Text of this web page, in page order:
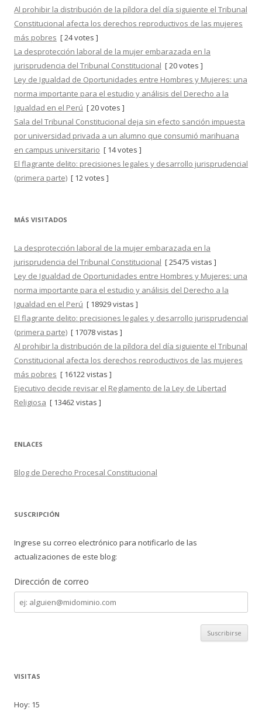
Al prohibir la distribución de la píldora del día siguiente el Tribunal
Constitucional afecta los derechos reproductivos de las mujeres
más pobres [ 24 votes ]
La desprotección laboral de la mujer embarazada en la
jurisprudencia del Tribunal Constitucional [ 20 votes ]
Ley de Igualdad de Oportunidades entre Hombres y Mujeres: una
norma importante para el estudio y análisis del Derecho a la
Igualdad en el Perú [ 20 votes ]
Sala del Tribunal Constitucional deja sin efecto sanción impuesta
por universidad privada a un alumno que consumió marihuana
en campus universitario [ 14 votes ]
El flagrante delito: precisiones legales y desarrollo jurisprudencial
(primera parte) [ 12 votes ]
MÁS VISITADOS
La desprotección laboral de la mujer embarazada en la
jurisprudencia del Tribunal Constitucional [ 25475 vistas ]
Ley de Igualdad de Oportunidades entre Hombres y Mujeres: una
norma importante para el estudio y análisis del Derecho a la
Igualdad en el Perú [ 18929 vistas ]
El flagrante delito: precisiones legales y desarrollo jurisprudencial
(primera parte) [ 17078 vistas ]
Al prohibir la distribución de la píldora del día siguiente el Tribunal
Constitucional afecta los derechos reproductivos de las mujeres
más pobres [ 16122 vistas ]
Ejecutivo decide revisar el Reglamento de la Ley de Libertad
Religiosa [ 13462 vistas ]
ENLACES
Blog de Derecho Procesal Constitucional
SUSCRIPCIÓN
Ingrese su correo electrónico para notificarlo de las
actualizaciones de este blog:
Dirección de correo
Dirección
de
correo
VISITAS
Hoy: 15